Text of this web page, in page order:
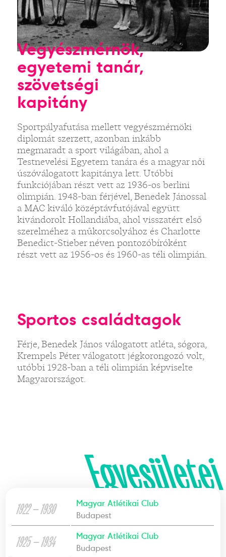
Vegyészmérnök,
egyetemi tanár,
szövetségi
kapitány
Sportpályafutása mellett vegyészmérnöki
diplomát szerzett, azonban inkább
megmaradt a sport világában, ahol a
Testnevelési Egyetem tanára és a magyar női
úszóválogatott kapitánya lett. Utóbbi
funkciójában részt vett az 1936-os berlini
olimpián. 1948-ban férjével, Benedek Jánossal
a MAC kiváló középtávfutójával együtt
kivándorolt Hollandiába, ahol visszatért első
szerelméhez a műkorcsolyához és Charlotte
Benedict-Stieber néven pontozóbíróként
részt vett az 1956-os és 1960-as téli olimpián.
Sportos családtagok
Férje, Benedek János válogatott atléta, sógora,
Krempels Péter válogatott jégkorongozó volt,
utóbbi 1928-ban a téli olimpián képviselte
Magyarországot.
Egyesületei
1922 — 1930
Magyar Atlétikai Club
Budapest
1925 — 1934
Magyar Atlétikai Club
Budapest